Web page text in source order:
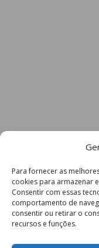
Para fornecer as
cookies para armazenar
Consentir com essas
comportamento de
consentir ou retirar o
recursos e funções.